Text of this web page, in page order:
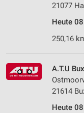
21077
Heute
250,16
A.T.U
21614
Heute